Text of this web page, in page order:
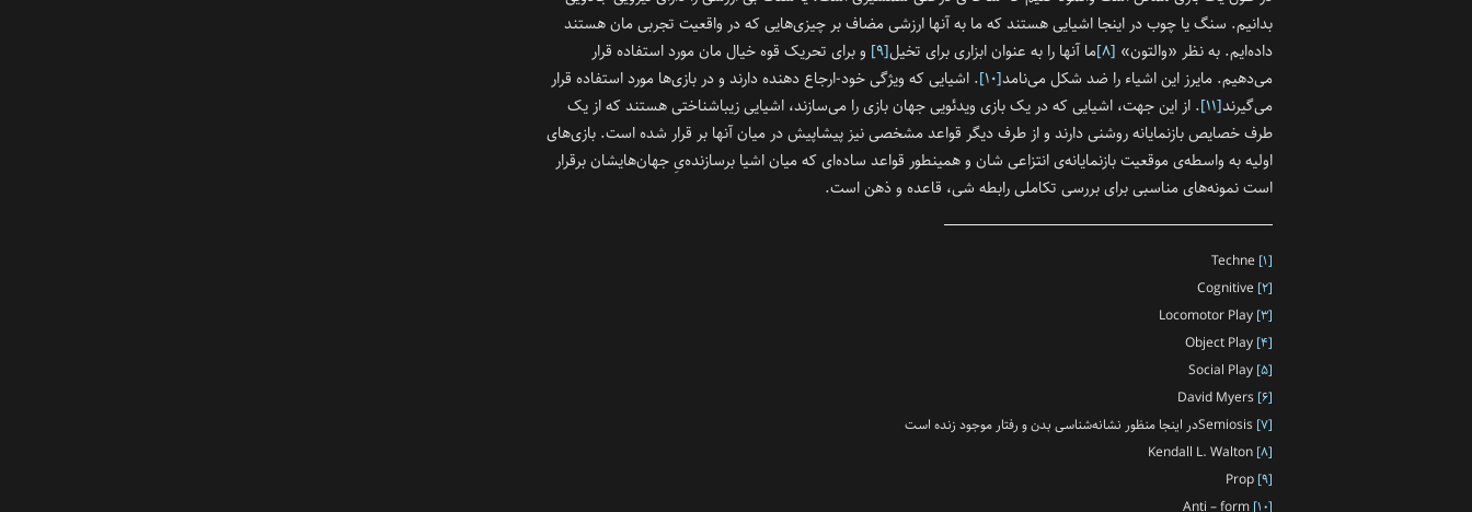
بدانیم. سنگ یا چوب در اینجا اشیایی هستند که ما به آنها ارزشی مضاف بر چیزی‌هایی که در واقعیت تجربی مان هستند
داده‌ایم. به نظر «والتون» [۸] ما آنها را به عنوان ابزاری برای تخیل[۹]
و برای تحریک قوه خیال‌ مان مورد استفاده قرار
می‌دهیم. مایرز این اشیاء را ضد شکل می‌نامد[۱۰]
. اشیایی که ویژگی خود-ارجاع دهنده دارند و در بازی‌ها مورد استفاده قرار
می‌گیرند[۱۱]
. از این جهت، اشیا‌یی که در یک بازی ویدئویی جهان بازی را می‌سازند، اشیایی زیبا‌شناختی هستند که از یک
طرف خصایص بازنمایانه روشنی دارند و از طرف دیگر قواعد مشخصی نیز پیشاپیش در میان آنها بر قرار شده است. بازی‌های
اولیه به واسطه‌ی موقعیت بازنمایانه‌ی انتزا‌عی شان و همینطور قواعد ساده‌ای که میان اشیا بر‌سازنده‌یِ جهان‌هایشان برقرار
است نمونه‌های مناسبی برای بررسی‌ تکاملی رابطه شی، قاعده و ذهن است.
[۱]
[۲]
[۳]
[۴]
[۵]
[۶]
[۷]
[۸]
[۹]
[۱۰]